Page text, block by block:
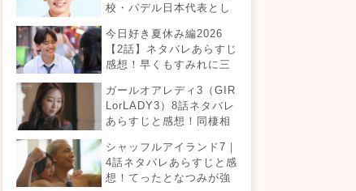
校・パデル日本代表とし
ールまとめ！
今日好き夏休み編2026
【2話】ネタバレあらすじ
感想！早くもすみれに三
ルは生まれる？
ガールオアレディ3（GIR
LorLADY3）8話ネタバレ
あらすじと感想！同棲相
気持ちの変化は…？
シャッフルアイランド7｜
4話ネタバレあらすじと感
想！てったとなつみが強